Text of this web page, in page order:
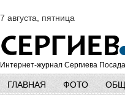
7 августа, пятница
Интернет-журнал Сергиева Посада
ГЛАВНАЯ ФОТО